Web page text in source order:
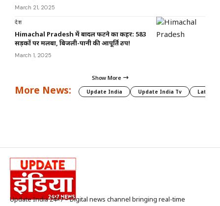
March 21, 2025
देश
Himachal Pradesh में बादल फटने का कहर: 583
सड़कों पर मलबा, बिजली-पानी की आपूर्ति ठप!
March 1, 2025
Show More
More News: Update India Update India Tv Latest
Update India 24×7 – Digital news channel bringing real-time